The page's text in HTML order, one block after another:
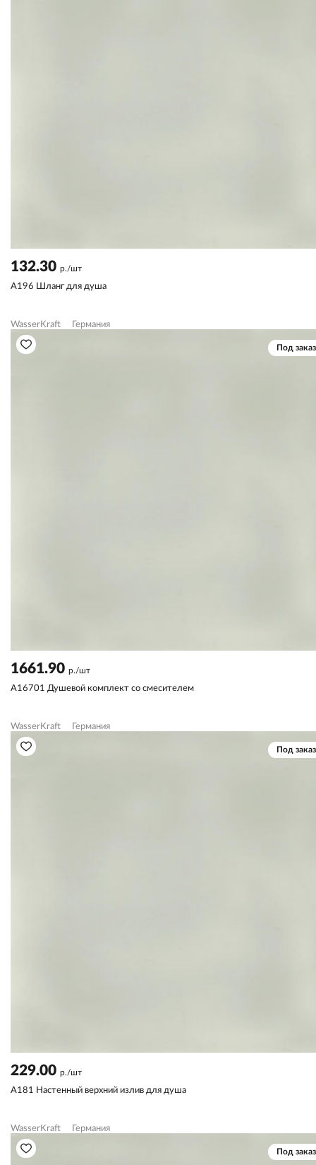
132.30 р./шт
A196 Шланг для душа
WasserKraft Германия
Под заказ
1661.90 р./шт
A16701 Душевой комплект со смесителем
WasserKraft Германия
Под заказ
229.00 р./шт
A181 Настенный верхний излив для душа
WasserKraft Германия
Под заказ